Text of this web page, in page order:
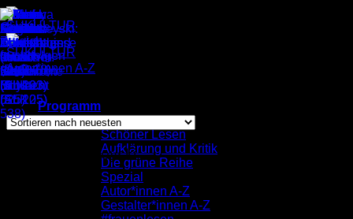
Zum
Inhalt
springen
Programm
komplett
Schöner Lesen
Aufklärung und Kritik
Die grüne Reihe
Spezial
Autor*innen A-Z
Gestalter*innen A-Z
Autor*innen A-Z
Einzelnes Ergebnis wird angezeigt
Tanja Kollodzieyski